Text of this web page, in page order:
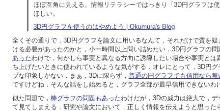
ほぼ互角に見える。情報リテラシーではっきり「3D円グラフは
ほしい。
3D円グラフを使うのはやめよう | Okumura's Blog
全くその通りで，3D円グラフを論文に用いるなんて，それだけで質を
ける必要があったのかと，小一時間以上問い詰めたい．3D円グラフの問
あったわけで，何かしら事実と異なる方向に誘導したい場合や事実とは
ち上げたいときに使われているような気がする．オレにとって，3D円
ブな印象しかない．まぁ，3Dに限らず， 普通の円グラフでも信用なら無
ですけどね．そんな話をし始めると，グラフ全部が最早信用できないわ
似た問題で， 棒グラフの問題もあったわけだが，3Dの威力は絶大で，
て見てしまえる．研究や論文において，正しく情報を伝えようと思った